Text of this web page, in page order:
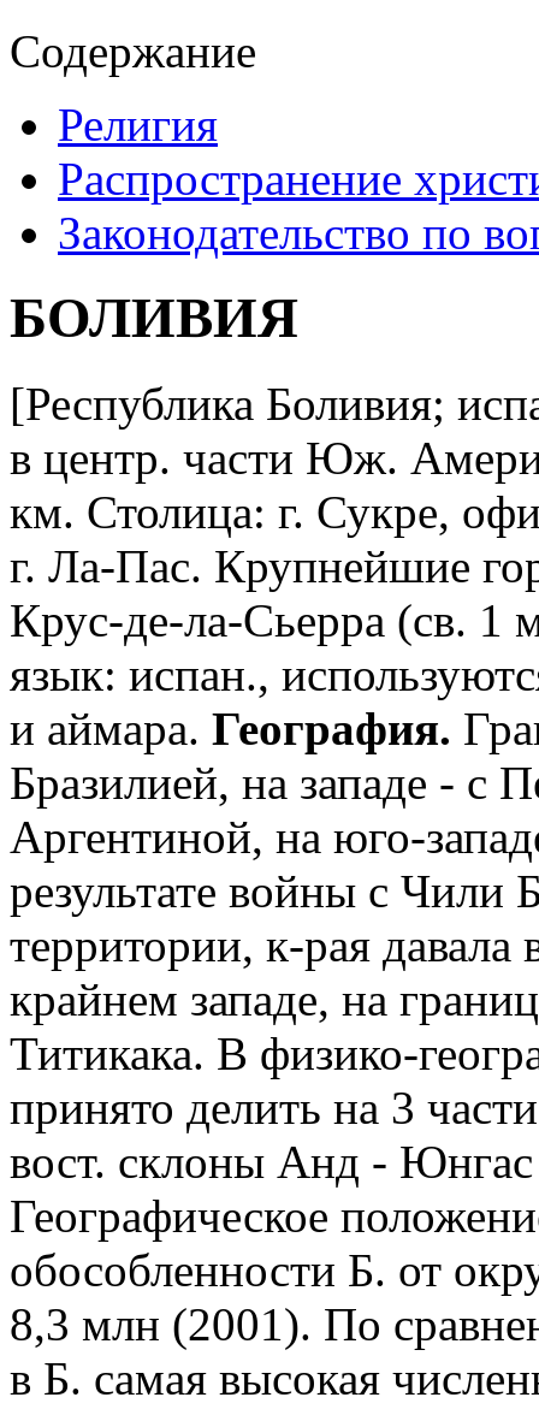
Содержание
Религия
Распространение
Законодательство по
БОЛИВИЯ
[Республика Боливия;
в центр. части Юж.
км. Столица: г. Сукре,
г. Ла-Пас. Крупнейшие
Крус-де-ла-Сьерра (св. 1
язык: испан.,
и аймара. География.
Бразилией, на западе - с
Аргентиной, на юго-
результате войны с Чили
территории, к-рая
крайнем западе, на
Титикака. В физико-
принято делить на 3
вост. склоны Анд -
Географическое
обособленности Б. от
8,3 млн (2001). По
в Б. самая высокая